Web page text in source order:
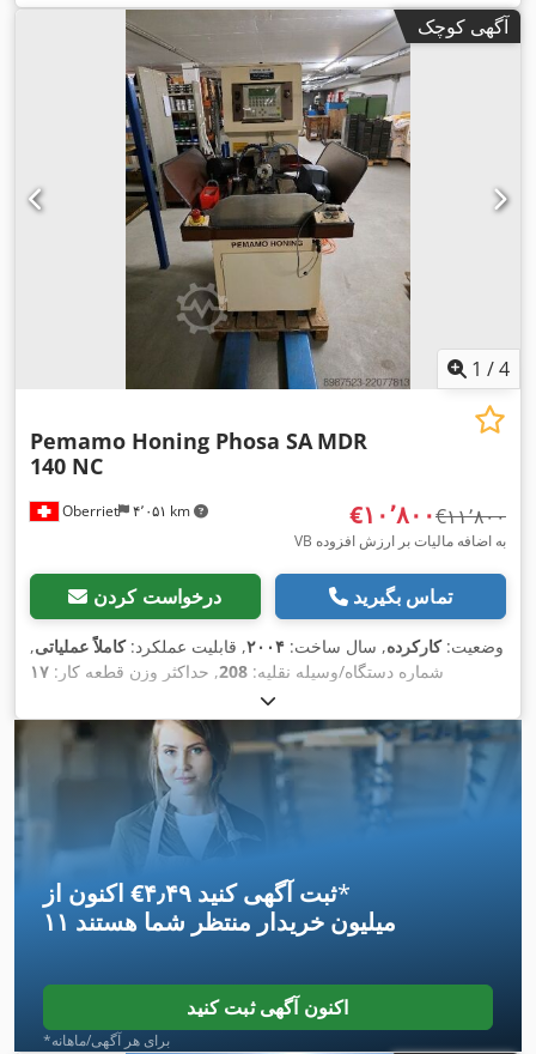
آگهی کوچک
1 /4
Oberriet ۴٬۰۵۱ km
Pemamo Honing Phosa SA MDR
140 NC
‎€۱۰٬۸۰۰ ‎€۱۱٬۸۰۰
VB به اضافه مالیات بر ارزش افزوده
درخواست کردن تماس بگیرید
وضعیت:کارکرده, سال ساخت: ۲۰۰۴, قابلیت عملکرد:کاملاً عملیاتی,
شماره دستگاه/وسیله نقلیه: 208, حداکثر وزن قطعه کار: ۱۷
تهویه مطبوع
۱۵۰ دور/دقیقه
, حداکثر سرعت اسپیندل:۲٬۵۰۰ دور/دقیقه
, ارتفاع
کل:۱٬۵۵۰ میلی‌متر , عرض کل:۸۰۰ میلی‌متر , طول کل: ۱٬۴۵۰
میلی‌متر, قطر هونینگ:۵۰ میلی‌متر , وزن کل:
تجهیزات:
سرعت چرخش به طور نامحدود قابل تنظیم
اکنون از ‎€۴٫۴۹ ثبت آگهی کنید*
۱۱ میلیون خریدار منتظر شما هستند
اکنون آگهی ثبت کنید
*برای هر آگهی/ماهانه